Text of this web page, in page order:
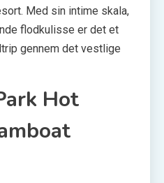
Med sin intime skala,
flodkulisse er det et
gennem det vestlige
Hot